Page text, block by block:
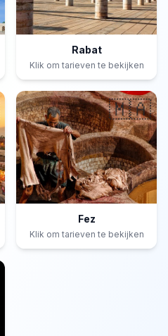
Rabat
Klik om tarieven te bekijken
🇲🇦
Fez
Klik om tarieven te bekijken